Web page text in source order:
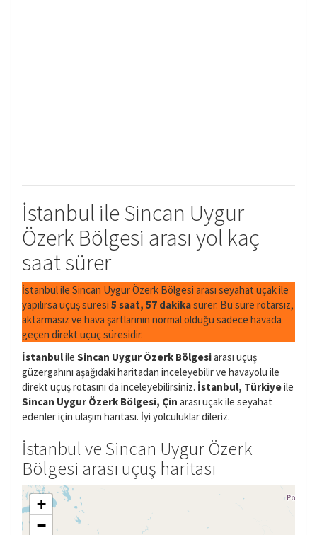
İstanbul ile Sincan Uygur
Özerk Bölgesi arası yol kaç
saat sürer
İstanbul ile Sincan Uygur Özerk Bölgesi arası seyahat uçak ile
yapılırsa uçuş süresi 5 saat, 57 dakikasürer. Bu süre rötarsız,
aktarmasız ve hava şartlarının normal olduğu sadece havada
geçen direkt uçuç süresidir.
İstanbulile Sincan Uygur Özerk Bölgesiarası uçuş
güzergahını aşağıdaki haritadan inceleyebilir ve havayolu ile
direkt uçuş rotasını da inceleyebilirsiniz. İstanbul, Türkiyeile
Sincan Uygur Özerk Bölgesi, Çin arası uçak ile seyahat
edenler için ulaşım harıtası. İyi yolculuklar dileriz.
İstanbul ve Sincan Uygur Özerk
Bölgesi arası uçuş haritası
+
−